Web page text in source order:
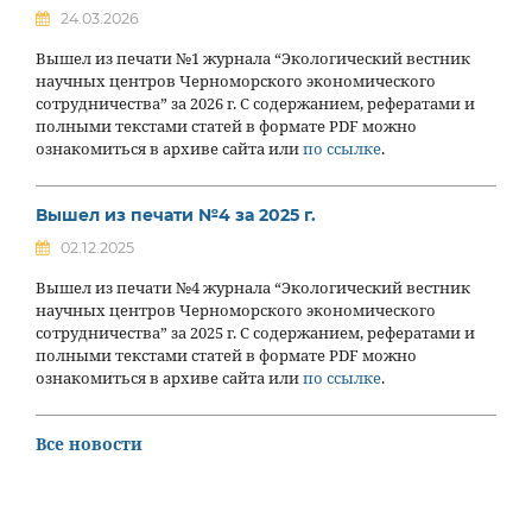
24.03.2026
Вышел из печати №1 журнала “Экологический вестник
научных центров Черноморского экономического
сотрудничества” за 2026 г. С содержанием, рефератами и
полными текстами статей в формате PDF можно
ознакомиться в архиве сайта илипо ссылке.
Вышел из печати №4 за 2025 г.
02.12.2025
Вышел из печати №4 журнала “Экологический вестник
научных центров Черноморского экономического
сотрудничества” за 2025 г. С содержанием, рефератами и
полными текстами статей в формате PDF можно
ознакомиться в архиве сайта илипо ссылке.
Все новости